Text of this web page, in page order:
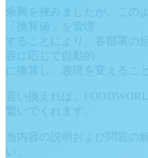
余興を挟みましたが、この
「換算値」を管理
することにより、各部署の
容に応じて自動的
に換算し、表現を変えるこ
言い換えれば、
繋いでくれます。
当内容の説明および問題の
い。